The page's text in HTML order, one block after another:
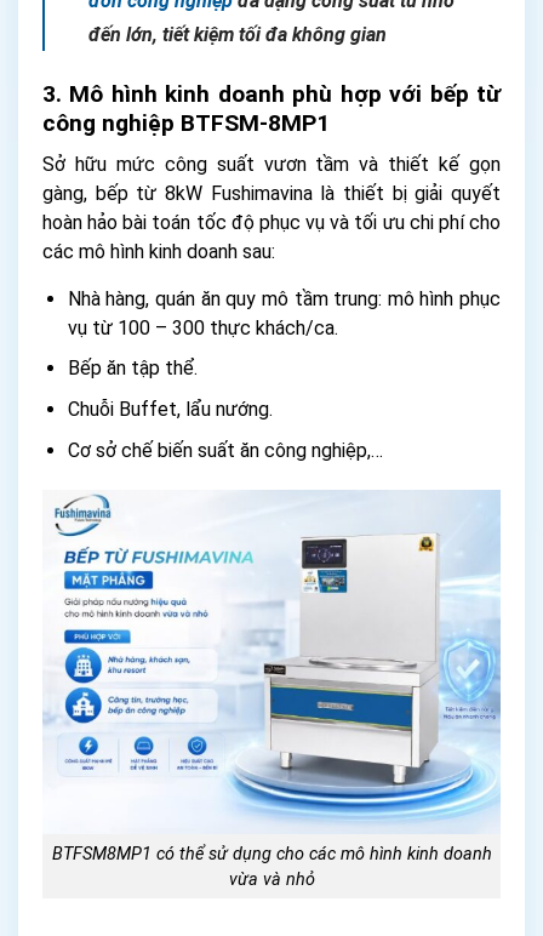
đến lớn, tiết kiệm tối đa không gian
3. Mô hình kinh doanh phù hợp với bếp từ
công nghiệp BTFSM-8MP1
Sở hữu mức công suất vươn tầm và thiết kế gọn
gàng, bếp từ 8kW Fushimavina là thiết bị giải quyết
hoàn hảo bài toán tốc độ phục vụ và tối ưu chi phí cho
các mô hình kinh doanh sau:
Nhà hàng, quán ăn quy mô tầm trung: mô hình phục
vụ từ 100 – 300 thực khách/ca.
Bếp ăn tập thể.
Chuỗi Buffet, lẩu nướng.
Cơ sở chế biến suất ăn công nghiệp,…
BTFSM8MP1 có thể sử dụng cho các mô hình kinh doanh
vừa và nhỏ